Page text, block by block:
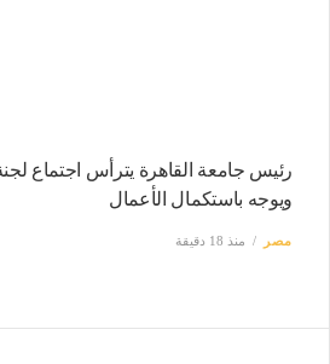
رئيس جامعة القاهرة يترأس اجتماع
ويوجه باستكمال الأعمال
مصر منذ 18 دقيقة